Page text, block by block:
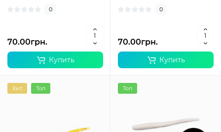
0
70.00грн.
Купить
0
70.00грн.
Купить
Хит Топ Топ